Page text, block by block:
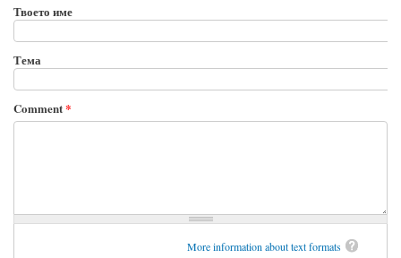
Твоето име
Тема
Comment*
More information about text formats